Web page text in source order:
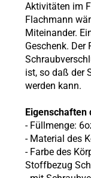
Aktivitäten im
Flachmann
Miteinander.
Geschenk. Der
ist, so daß der
werden kann.
Eigenschaften
- Füllmenge:
- Material des
- Farbe des
Stoffbezug